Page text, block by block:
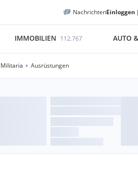
NachrichtenEinloggen |
IMMOBILIEN 112.767 AUTO
Militaria Ausrüstungen